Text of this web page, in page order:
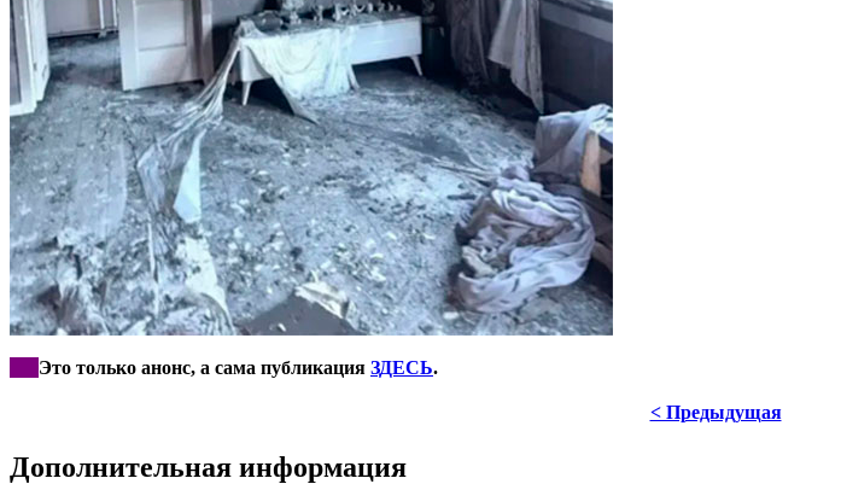
Это только анонс, а сама публикация ЗДЕСЬ.
< Предыдущая
Дополнительная информация